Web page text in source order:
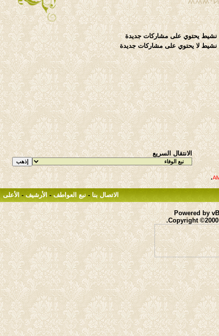
يحتوي على مشاركات جديدة
لا يحتوي على مشاركات جديدة
الانتقال السريع
.
الاتصال بنا - نبع العواطف - الأرشيف - الأعلى
Powered by
Copyright